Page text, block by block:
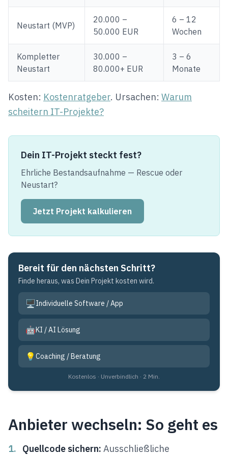
Neustart (MVP)
20.000 –
50.000 EUR
6 – 12
Wochen
Kompletter
Neustart
30.000 –
80.000+ EUR
3 – 6
Monate
Kosten: Kostenratgeber. Ursachen: Warum
scheitern IT-Projekte?
Dein IT-Projekt steckt fest?
Ehrliche Bestandsaufnahme — Rescue oder
Neustart?
Jetzt Projekt kalkulieren
Bereit für den nächsten Schritt?
Finde heraus, was Dein Projekt kosten wird.
🖥️Individuelle Software / App
🤖KI / AI Lösung
💡 Coaching / Beratung
Kostenlos · Unverbindlich · 2 Min.
Anbieter wechseln: So geht es
1. Quellcode sichern: Ausschließliche